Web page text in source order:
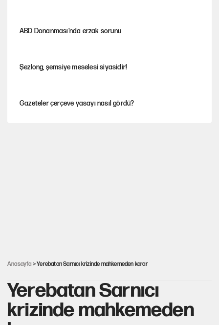
ABD Donanması’nda erzak sorunu
Şezlong, şemsiye meselesi siyasidir!
Gazeteler çerçeve yasayı nasıl gördü?
Anasayfa > Yerebatan Sarnıcı krizinde mahkemeden karar
Yerebatan Sarnıcı
krizinde mahkemeden